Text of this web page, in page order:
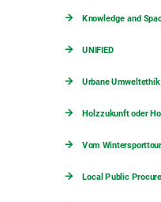
Knowledge and
UNIFIED
Urbane Umweltethik
Holzzukunft oder
Vom
Local Public